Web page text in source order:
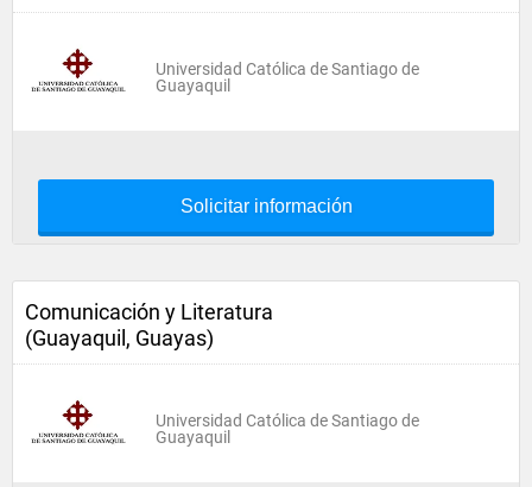
Universidad Católica de Santiago de
Guayaquil
Solicitar información
Comunicación y Literatura
(Guayaquil, Guayas)
Universidad Católica de Santiago de
Guayaquil